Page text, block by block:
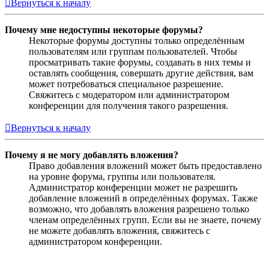
Вернуться к началу
Почему мне недоступны некоторые форумы?
Некоторые форумы доступны только определённым
пользователям или группам пользователей. Чтобы
просматривать такие форумы, создавать в них темы и
оставлять сообщения, совершать другие действия, вам
может потребоваться специальное разрешение.
Свяжитесь с модератором или администратором
конференции для получения такого разрешения.
Вернуться к началу
Почему я не могу добавлять вложения?
Право добавления вложений может быть предоставлено
на уровне форума, группы или пользователя.
Администратор конференции может не разрешить
добавление вложений в определённых форумах. Также
возможно, что добавлять вложения разрешено только
членам определённых групп. Если вы не знаете, почему
не можете добавлять вложения, свяжитесь с
администратором конференции.